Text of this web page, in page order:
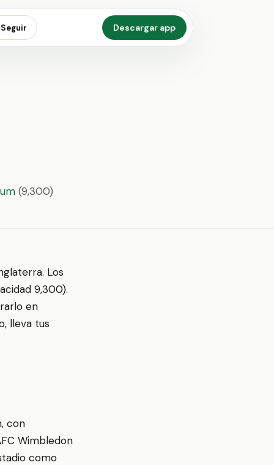
Seguir Descargar app
(9,300)
Los
9,300).
en
lleva tus
con
Wimbledon
como